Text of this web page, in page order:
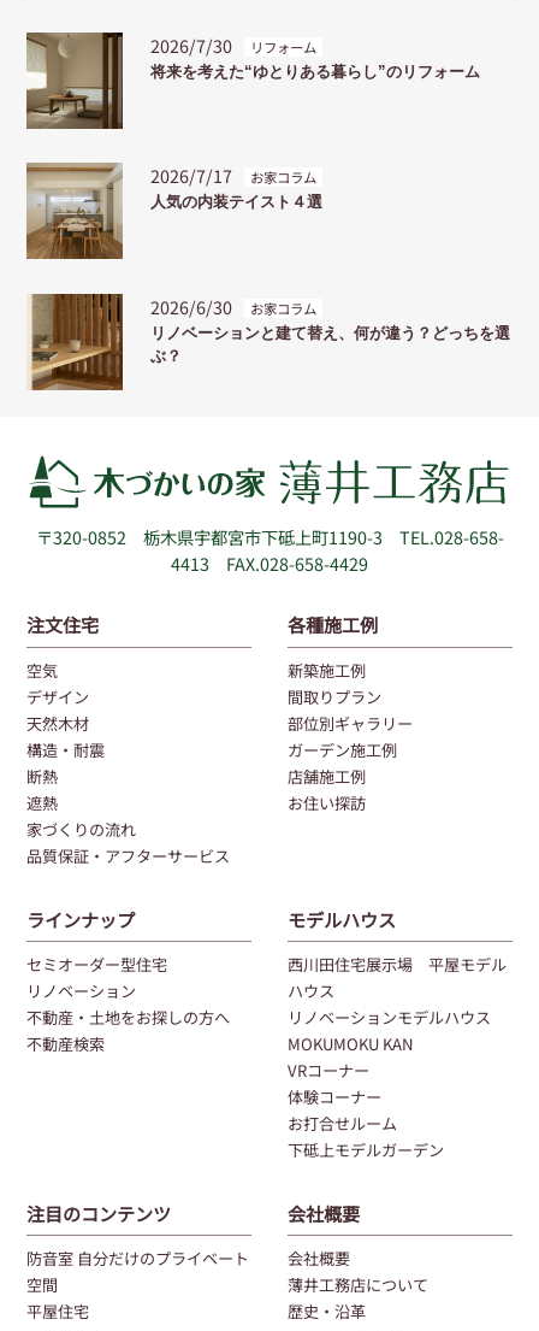
2026/7/30 リフォーム
将来を考えた“ゆとりある暮らし”のリフォーム
2026/7/17 お家コラム
人気の内装テイスト４選
2026/6/30 お家コラム
リノベーションと建て替え、何が違う？どっちを選
ぶ？
〒320-0852 栃木県宇都宮市下砥上町1190-3
TEL.028-658-
4413 FAX.028-658-4429
注文住宅
空気
デザイン
天然木材
構造・耐震
断熱
遮熱
家づくりの流れ
品質保証・アフターサービス
各種施工例
新築施工例
間取りプラン
部位別ギャラリー
ガーデン施工例
店舗施工例
お住い探訪
ラインナップ
セミオーダー型住宅
リノベーション
不動産・土地をお探しの方へ
不動産検索
モデルハウス
西川田住宅展示場 平屋モデル
ハウス
リノベーションモデルハウス
MOKUMOKU KAN
VRコーナー
体験コーナー
お打合せルーム
下砥上モデルガーデン
注目のコンテンツ
防音室 自分だけのプライベート
空間
平屋住宅
会社概要
会社概要
薄井工務店について
歴史・沿革